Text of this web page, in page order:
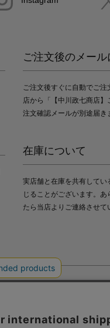
ご注文後のメール
ご注文後すぐに自動でご
店から「【中川政七商店
注文確認メールが別途届き
在庫について
実店舗と在庫を共有して
じることがございます。
たら当店よりご連絡させて